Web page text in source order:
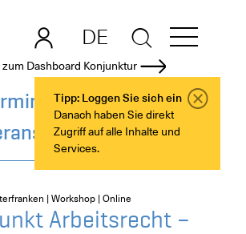
zum Dashboard Konjunktur
Tipp: Loggen Sie sich ein
Danach haben Sie direkt
Zugriff auf alle Inhalte und
Services.
DE
EN
+
| Workshop | Online
Arbeitsrecht –